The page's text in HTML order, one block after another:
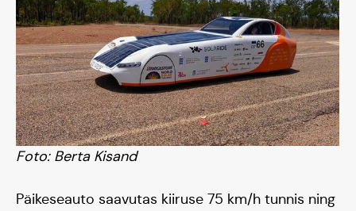
Foto: Berta Kisand
Päikeseauto saavutas kiiruse 75 km/h tunnis ning